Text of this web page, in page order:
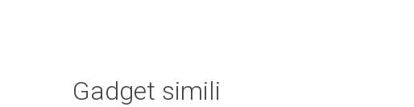
Gadget simili